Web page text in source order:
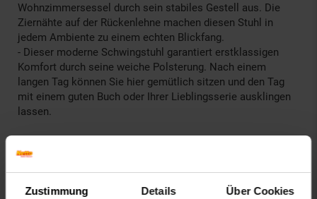
Zustimmung Details Über Cookies
Wohnzimmersessel durch sein stabiles Gestell aus. Die
Ziernähte auf der Rückenlehne machen diesen Stuhl in
jedem Ambiente zu einem echten Blickfang.
- Dieser moderne Schwingstuhl garantiert erstklassigen
Komfort durch seine weiche Polsterung. Nach einem
langen Tag können Sie hier gemütlich sitzen und den Tag
mit einem guten Buch oder Ihrer Lieblingsserie ausklingen
lassen.
Gesamt: 91x73x83 cm
Sitzhöhe: 43 cm
Sitzbreite: 50 cm